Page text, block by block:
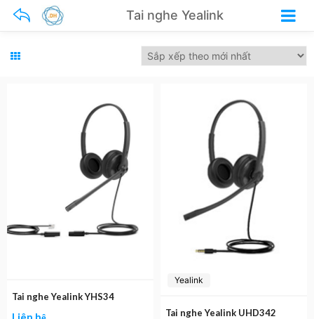
Tai nghe Yealink
Tai nghe Yealink YHS34
Yealink
Tai nghe Yealink UHD342